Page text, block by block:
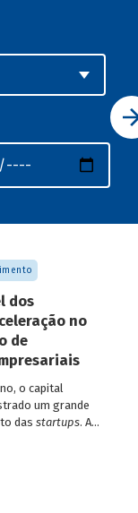
dos
no
de
o capital
um grande
das startups. A
têm